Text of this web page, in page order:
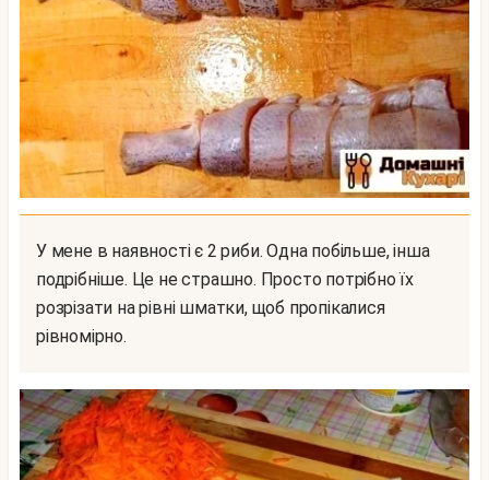
У мене в наявності є 2 риби. Одна побільше, інша
подрібніше. Це не страшно. Просто потрібно їх
розрізати на рівні шматки, щоб пропікалися
рівномірно.